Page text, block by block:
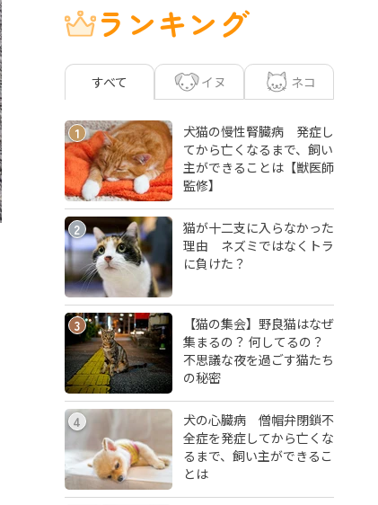
ランキング
すべて イヌ ネコ
1
犬猫の慢性腎臓病 発症し
てから亡くなるまで、飼い
主ができることは【獣医師
監修】
2
猫が十二支に入らなかった
理由 ネズミではなくトラ
に負けた？
3
【猫の集会】野良猫はなぜ
集まるの？ 何してるの？
不思議な夜を過ごす猫たち
の秘密
4
犬の心臓病 僧帽弁閉鎖不
全症を発症してから亡くな
るまで、飼い主ができるこ
とは